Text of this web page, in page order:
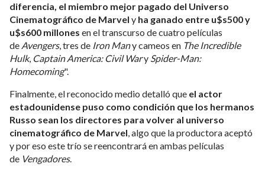
diferencia, el miembro mejor pagado del Universo
Cinematográfico de Marvel y ha ganado entre u$s500 y
u$s600 millones en el transcurso de cuatro películas
de Avengers, tres de Iron Many cameos en The Incredible
Hulk, Captain America: Civil Wary Spider-Man:
Homecoming".
Finalmente, el reconocido medio detalló que el actor
estadounidense puso como condición que los hermanos
Russo sean los directores para volver al universo
cinematográfico de Marvel, algo que la productora aceptó
y por eso este trío se reencontrará en ambas películas
de Vengadores.